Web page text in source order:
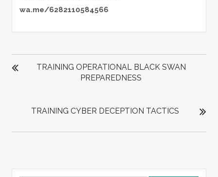
wa.me/6282110584566
POST
NAVIGATION
TRAINING OPERATIONAL BLACK SWAN
PREPAREDNESS
TRAINING CYBER DECEPTION TACTICS